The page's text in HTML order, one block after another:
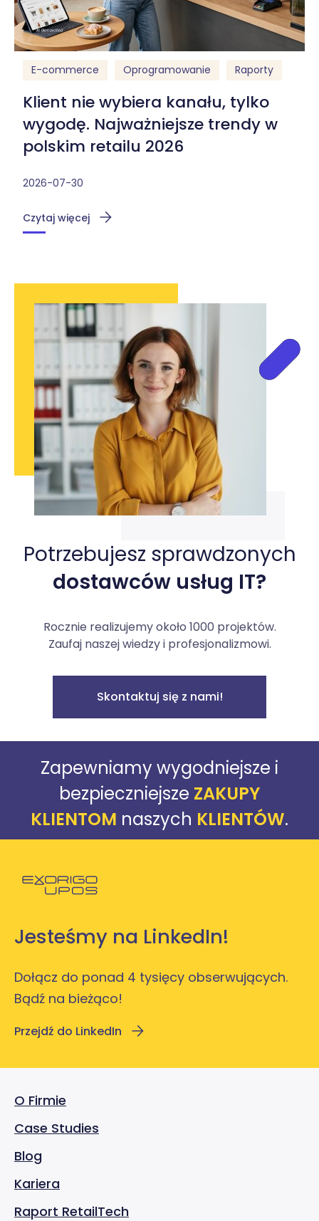
E-commerce Oprogramowanie Raporty
Klient nie wybiera kanału, tylko
wygodę. Najważniejsze trendy w
polskim retailu 2026
2026-07-30
Czytaj więcej
Potrzebujesz sprawdzonych
dostawców usług IT?
Rocznie realizujemy około 1000 projektów.
Zaufaj naszej wiedzy i profesjonalizmowi.
Skontaktuj się z nami!
Zapewniamy wygodniejsze i
bezpieczniejsze ZAKUPY
KLIENTOM naszych KLIENTÓW.
Jesteśmy na LinkedIn!
Dołącz do ponad 4 tysięcy obserwujących.
Bądź na bieżąco!
Przejdź do LinkedIn
O Firmie
Case Studies
Blog
Kariera
Raport RetailTech